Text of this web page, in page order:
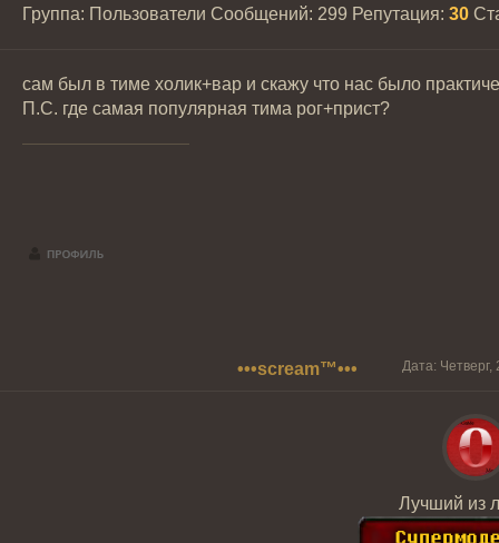
Группа: Пользователи Сообщений: 299 Репутация: 30
сам был в тиме холик+вар и скажу что нас было
П.С. где самая популярная тима рог+прист?
•••scream™••• Дата:
Лучший из